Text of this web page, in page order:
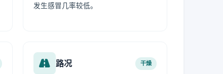
发生感冒几率较低。
路况 干燥